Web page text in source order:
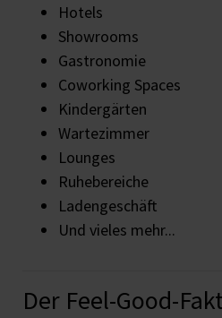
Hotels
Showrooms
Gastronomie
Coworking Spaces
Kindergärten
Wartezimmer
Lounges
Ruhebereiche
Ladengeschäft
Und vieles mehr...
Der Feel-Good-